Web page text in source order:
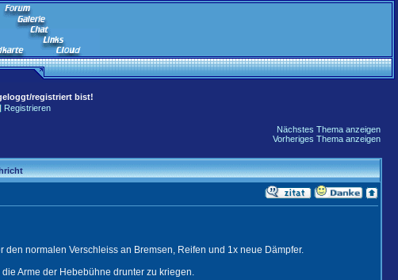
registriert bist!
Registrieren
Nächstes Thema anzeigen
Vorheriges Thema anzeigen
normalen Verschleiss an Bremsen, Reifen und 1x neue Dämpfer.
Arme der Hebebühne drunter zu kriegen.